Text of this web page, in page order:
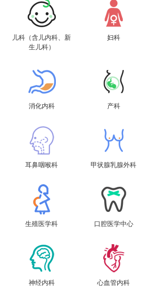
儿科（含儿内科、新
生儿科）
妇科
消化内科 产科
耳鼻咽喉科 甲状腺乳腺外科
生殖医学科 口腔医学中心
神经内科 心血管内科